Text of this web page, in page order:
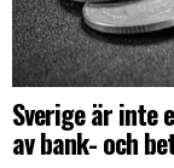
Sverige är inte
av bank- och